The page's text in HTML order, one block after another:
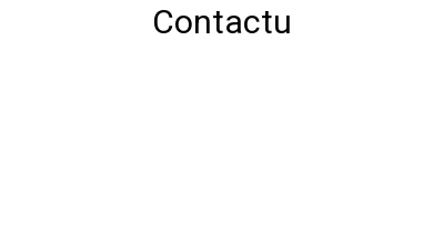
Contactu